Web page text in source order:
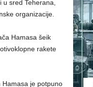
sred Teherana,
organizacije.
Hamasa šeik
rakete
Hamasa je potpuno